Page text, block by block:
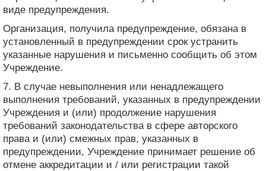
виде предупреждения.
Организация, получила предупреждение, обязана в
установленный в предупреждении срок устранить
указанные нарушения и письменно сообщить об этом
Учреждение.
7. В случае невыполнения или ненадлежащего
выполнения требований, указанных в предупреждении
Учреждения и (или) продолжение нарушения
требований законодательства в сфере авторского
права и (или) смежных прав, указанных в
предупреждении, Учреждение принимает решение об
отмене аккредитации и / или регистрации такой